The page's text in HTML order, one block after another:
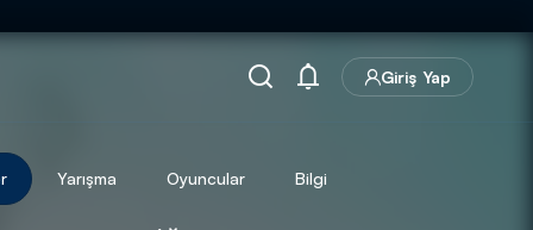
Giriş Yap
Yarışma Oyuncular Bilgi